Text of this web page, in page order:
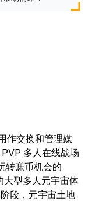
作交换和管理媒
多人在线战场
转赚币机会的
大型多人元宇宙体
段，元宇宙土地